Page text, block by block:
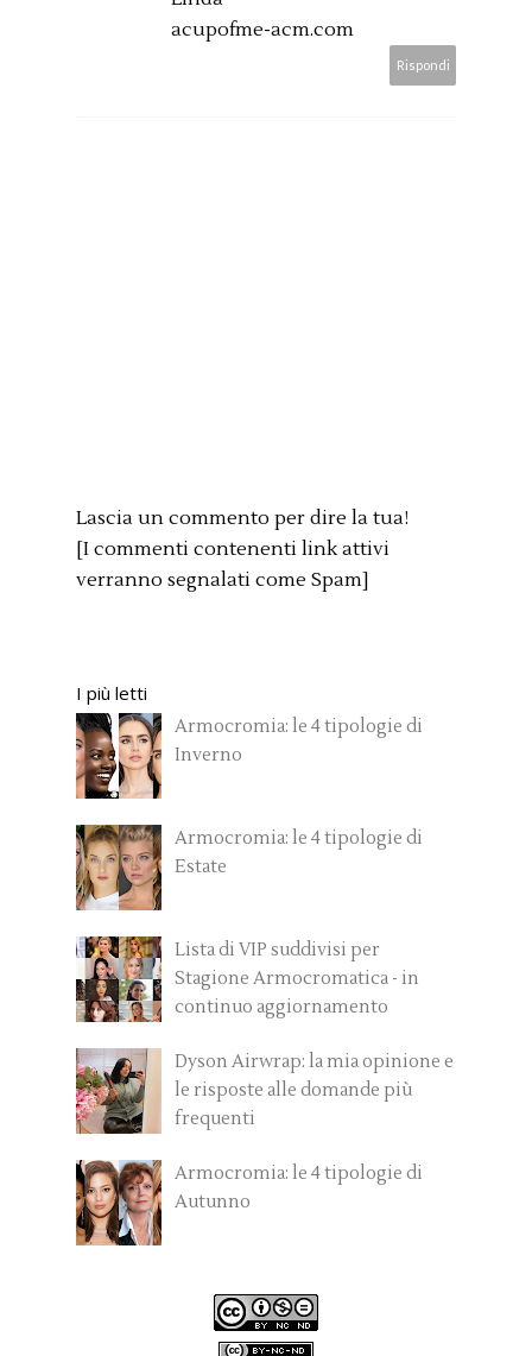
acupofme-acm.com
Rispondi
Lascia un commento per dire la tua!
[I commenti contenenti link attivi
verranno segnalati come Spam]
I più letti
Armocromia: le 4 tipologie di
Inverno
Armocromia: le 4 tipologie di
Estate
Lista di VIP suddivisi per
Stagione Armocromatica - in
continuo aggiornamento
Dyson Airwrap: la mia opinione e
le risposte alle domande più
frequenti
Armocromia: le 4 tipologie di
Autunno